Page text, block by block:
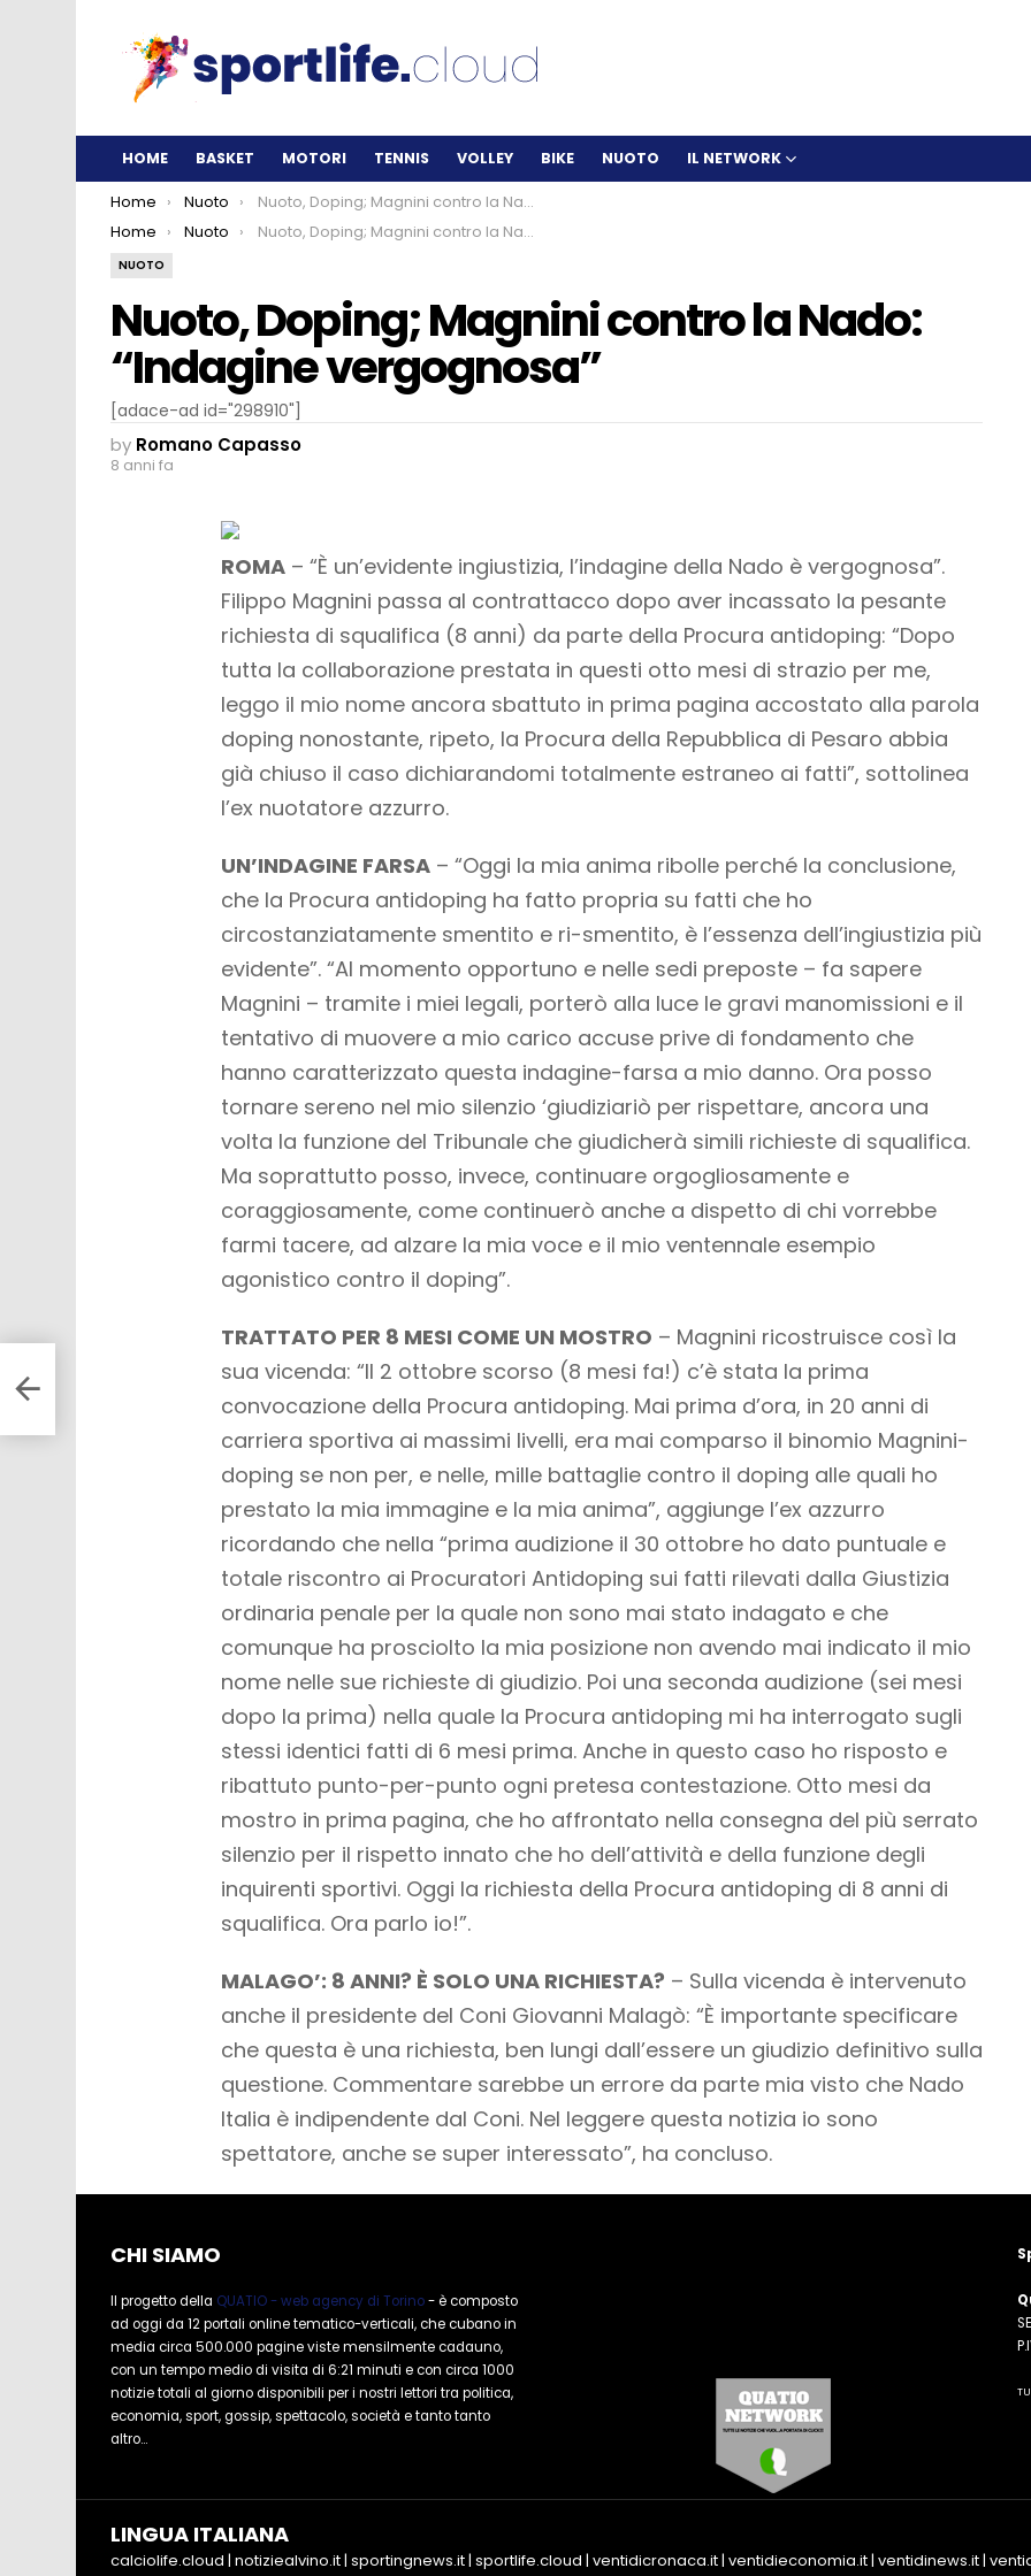
HOME BASKET MOTORI TENNIS VOLLEY BIKE NUOTO IL NETWORK
You are here:
Home Nuoto
Nuoto, Doping; Magnini contro la Nado: “Indagine vergognosa”
You are here:
Home Nuoto Nuoto, Doping; Magnini contro la Nado: “Indagine vergognosa”
NUOTO
Nuoto, Doping; Magnini contro la Nado:
“Indagine vergognosa”
[adace-ad id="298910"]
by Romano Capasso
8 anni fa
ROMA – “È un’evidente ingiustizia, l’indagine della Nado è vergognosa”.
Filippo Magnini passa al contrattacco dopo aver incassato la pesante
richiesta di squalifica (8 anni) da parte della Procura antidoping: “Dopo
tutta la collaborazione prestata in questi otto mesi di strazio per me,
leggo il mio nome ancora sbattuto in prima pagina accostato alla parola
doping nonostante, ripeto, la Procura della Repubblica di Pesaro abbia
già chiuso il caso dichiarandomi totalmente estraneo ai fatti”, sottolinea
l’ex nuotatore azzurro.
UN’INDAGINE FARSA – “Oggi la mia anima ribolle perché la conclusione,
che la Procura antidoping ha fatto propria su fatti che ho
circostanziatamente smentito e ri-smentito, è l’essenza dell’ingiustizia più
evidente”. “Al momento opportuno e nelle sedi preposte – fa sapere
Magnini – tramite i miei legali, porterò alla luce le gravi manomissioni e il
tentativo di muovere a mio carico accuse prive di fondamento che
hanno caratterizzato questa indagine-farsa a mio danno. Ora posso
tornare sereno nel mio silenzio ‘giudiziariò per rispettare, ancora una
volta la funzione del Tribunale che giudicherà simili richieste di squalifica.
Ma soprattutto posso, invece, continuare orgogliosamente e
coraggiosamente, come continuerò anche a dispetto di chi vorrebbe
farmi tacere, ad alzare la mia voce e il mio ventennale esempio
agonistico contro il doping”.
TRATTATO PER 8 MESI COME UN MOSTRO – Magnini ricostruisce così la
sua vicenda: “Il 2 ottobre scorso (8 mesi fa!) c’è stata la prima
convocazione della Procura antidoping. Mai prima d’ora, in 20 anni di
carriera sportiva ai massimi livelli, era mai comparso il binomio Magnini-
doping se non per, e nelle, mille battaglie contro il doping alle quali ho
prestato la mia immagine e la mia anima”, aggiunge l’ex azzurro
ricordando che nella “prima audizione il 30 ottobre ho dato puntuale e
totale riscontro ai Procuratori Antidoping sui fatti rilevati dalla Giustizia
ordinaria penale per la quale non sono mai stato indagato e che
comunque ha prosciolto la mia posizione non avendo mai indicato il mio
nome nelle sue richieste di giudizio. Poi una seconda audizione (sei mesi
dopo la prima) nella quale la Procura antidoping mi ha interrogato sugli
stessi identici fatti di 6 mesi prima. Anche in questo caso ho risposto e
ribattuto punto-per-punto ogni pretesa contestazione. Otto mesi da
mostro in prima pagina, che ho affrontato nella consegna del più serrato
silenzio per il rispetto innato che ho dell’attività e della funzione degli
inquirenti sportivi. Oggi la richiesta della Procura antidoping di 8 anni di
squalifica. Ora parlo io!”.
MALAGO’: 8 ANNI? È SOLO UNA RICHIESTA? – Sulla vicenda è intervenuto
anche il presidente del Coni Giovanni Malagò: “È importante specificare
che questa è una richiesta, ben lungi dall’essere un giudizio definitivo sulla
questione. Commentare sarebbe un errore da parte mia visto che Nado
Italia è indipendente dal Coni. Nel leggere questa notizia io sono
spettatore, anche se super interessato”, ha concluso.
CHI SIAMO
Il progetto della QUATIO - web agency di Torino- è composto
ad oggi da 12 portali online tematico-verticali, che cubano in
media circa 500.000 pagine viste mensilmente cadauno,
con un tempo medio di visita di 6:21 minuti e con circa 1000
notizie totali al giorno disponibili per i nostri lettori tra politica,
economia, sport, gossip, spettacolo, società e tanto tanto
altro...
LINGUA ITALIANA
calciolife.cloud | notiziealvino.it| sportingnews.it| sportlife.cloud | ventidicronaca.it| ventidieconomia.it| ventidinews.it|